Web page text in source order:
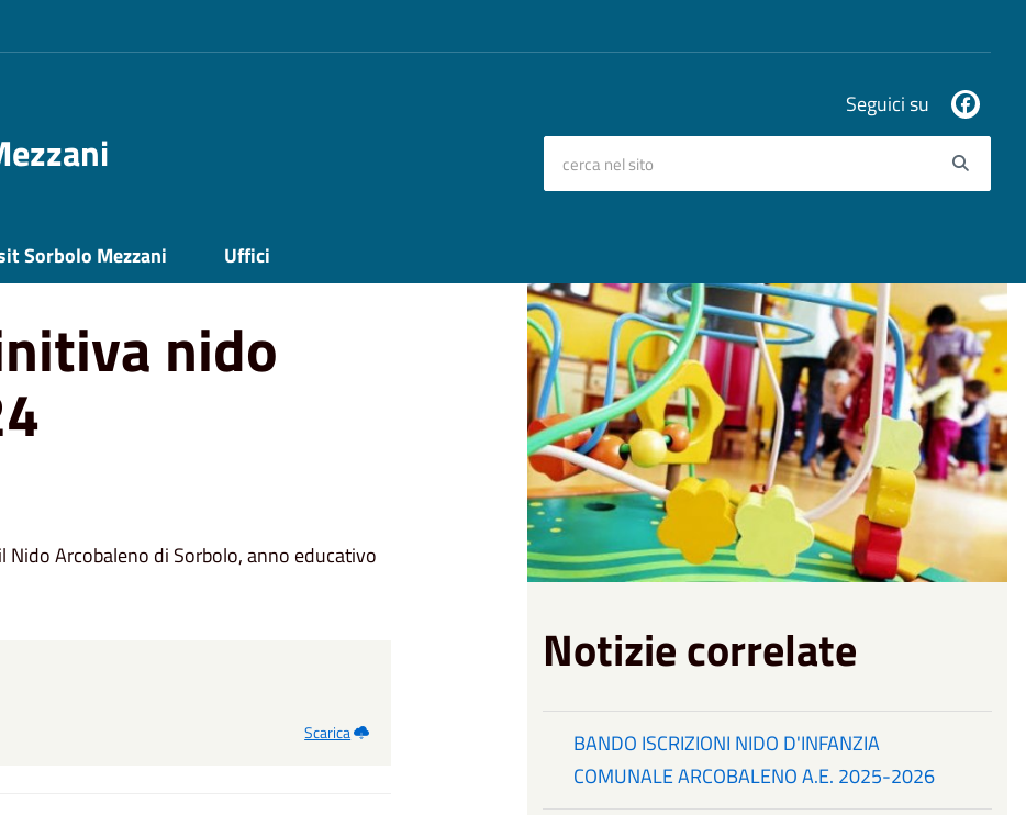
Seguici su
Sorbolo Mezzani Uffici
23-24
nido
Arcobaleno di Sorbolo, anno educativo
Scarica
Notizie correlate
BANDO ISCRIZIONI NIDO D'INFANZIA
COMUNALE ARCOBALENO A.E. 2025-2026